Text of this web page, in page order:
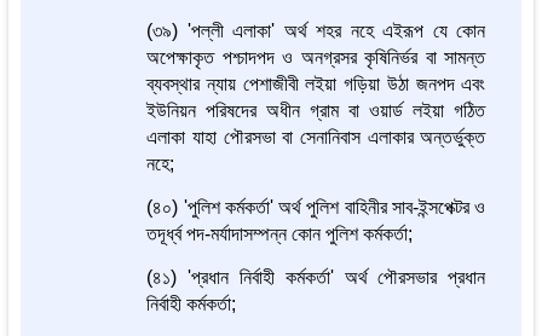
(৩৯) 'পল্লী এলাকা' অর্থ শহর নহে এইরূপ যে কোন
অপেক্ষাকৃত পশ্চাদপদ ও অনগ্রসর কৃষিনির্ভর বা সামন্ত
ব্যবস্থার ন্যায় পেশাজীবী লইয়া গড়িয়া উঠা জনপদ এবং
ইউনিয়ন পরিষদের অধীন গ্রাম বা ওয়ার্ড লইয়া গঠিত
এলাকা যাহা পৌরসভা বা সেনানিবাস এলাকার অন্তর্ভুক্ত
নহে;
(৪০) 'পুলিশ কর্মকর্তা' অর্থ পুলিশ বাহিনীর সাব-ইন্সপেক্টর ও
তদূর্ধ্ব পদ-মর্যাদাসম্পন্ন কোন পুলিশ কর্মকর্তা;
(৪১) 'প্রধান নির্বাহী কর্মকর্তা' অর্থ পৌরসভার প্রধান
নির্বাহী কর্মকর্তা;